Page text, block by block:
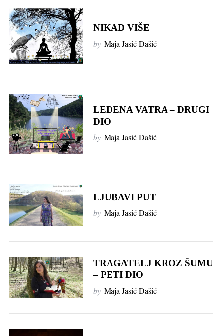
NIKAD VIŠE
by Maja Jasić Dašić
LEDENA VATRA – DRUGI
DIO
by Maja Jasić Dašić
LJUBAVI PUT
by Maja Jasić Dašić
TRAGATELJ KROZ ŠUMU
– PETI DIO
by Maja Jasić Dašić